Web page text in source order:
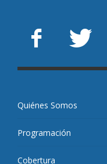
Quiénes Somos
Programación
Cobertura